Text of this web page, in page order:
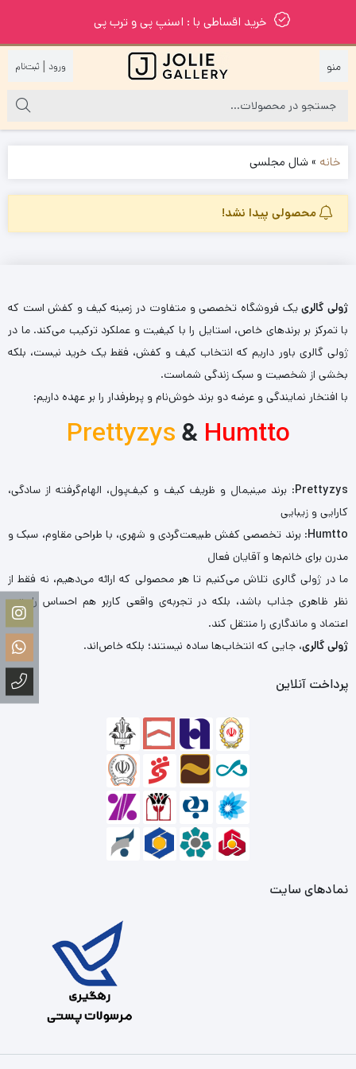
خرید اقساطی با : اسنپ پی و ترب پی
|
خانه »شال مجلسی
محصولی پیدا نشد!
ژولی گالرییک فروشگاه تخصصی و متفاوت در زمینه کیف و کفش است که
با تمرکز بر برندهای خاص، استایل را با کیفیت و عملکرد ترکیب می‌کند. ما در
ژولی گالری باور داریم که انتخاب کیف و کفش، فقط یک خرید نیست، بلکه
بخشی از شخصیت و سبک زندگی شماست.
با افتخار نمایندگی و عرضه دو برند خوش‌نام و پرطرفدار را بر عهده داریم:
Prettyzys& Humtto
Prettyzys: برند مینیمال و ظریف کیف و کیف‌پول، الهام‌گرفته از سادگی،
کارایی و زیبایی
Humtto: برند تخصصی کفش طبیعت‌گردی و شهری، با طراحی مقاوم، سبک و
مدرن برای خانم‌ها و آقایان فعال
ما در ژولی گالری تلاش می‌کنیم تا هر محصولی که ارائه می‌دهیم، نه فقط از
نظر ظاهری جذاب باشد، بلکه در تجربه‌ی واقعی کاربر هم احساس راحتی،
اعتماد و ماندگاری را منتقل کند.
ژولی گالری، جایی که انتخاب‌ها ساده نیستند؛ بلکه خاص‌اند.
پرداخت آنلاین
نمادهای سایت